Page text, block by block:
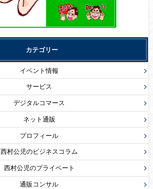
カテゴリー
イベント情報
サービス
デジタルコマース
ネット通販
プロフィール
西村公児のビジネスコラム
西村公児のプライベート
通販コンサル